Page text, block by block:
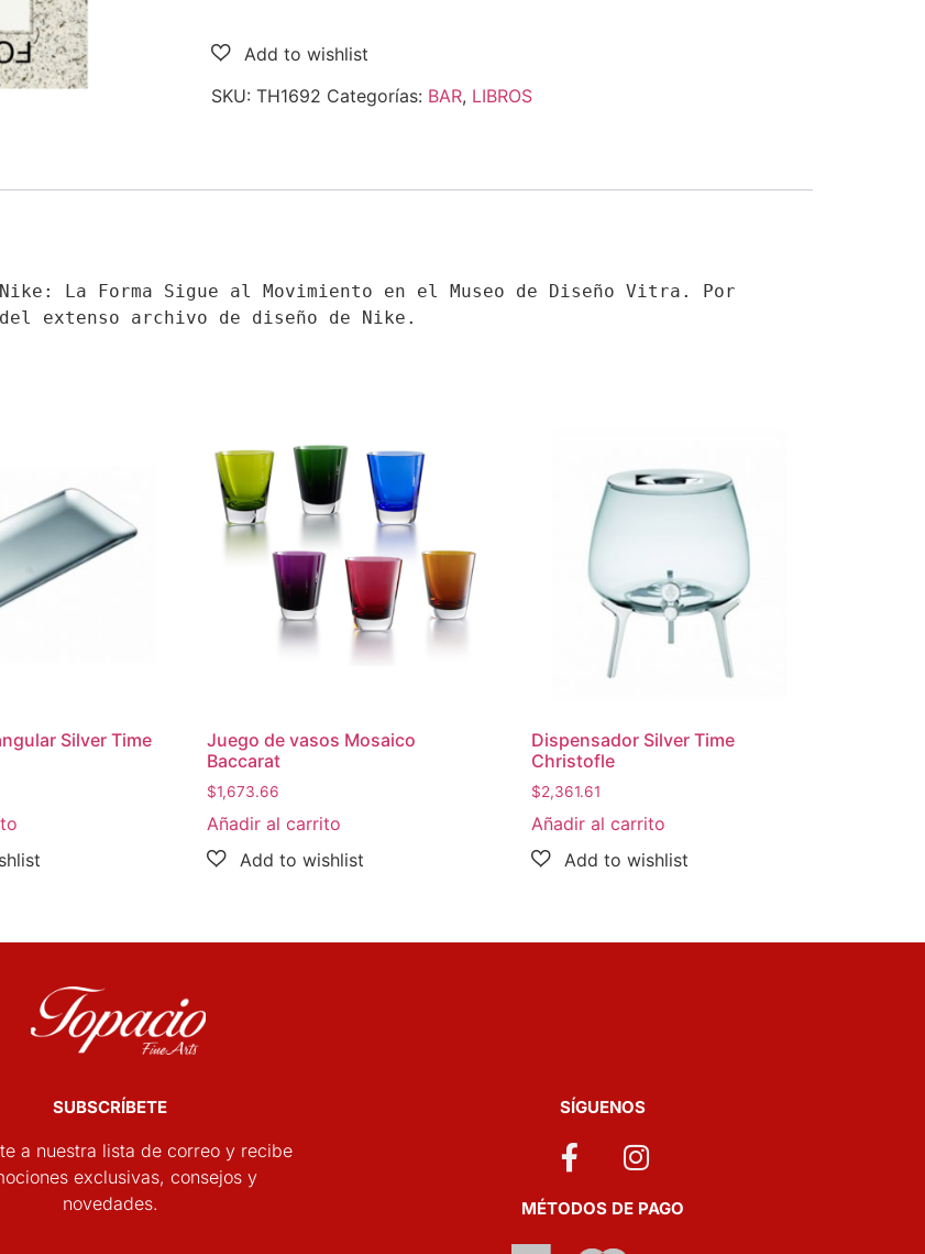
SKU: TH1692 Categorías: BAR, LIBROS
La Forma Sigue al Movimiento en el Museo de Diseño Vitra. Por
extenso archivo de diseño de Nike.
Silver Time
Juego de vasos Mosaico
Baccarat
$1,673.66
Añadir al carrito
Dispensador Silver Time
Christofle
$2,361.61
Añadir al carrito
SUBSCRÍBETE
a nuestra lista de correo y recibe
exclusivas, consejos y
novedades.
SÍGUENOS
MÉTODOS DE PAGO